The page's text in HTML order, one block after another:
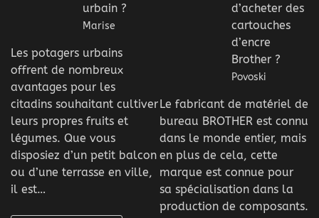
urbain ?
Marise
Les potagers urbains
offrent de nombreux
avantages pour les
citadins souhaitant cultiver
leurs propres fruits et
légumes. Que vous
disposiez d’un petit balcon
ou d’une terrasse en ville,
il est…
d’acheter des
cartouches
d’encre
Brother ?
Povoski
Le fabricant de matériel de
bureau BROTHER est connu
dans le monde entier, mais
en plus de cela, cette
marque est connue pour
sa spécialisation dans la
production de composants.